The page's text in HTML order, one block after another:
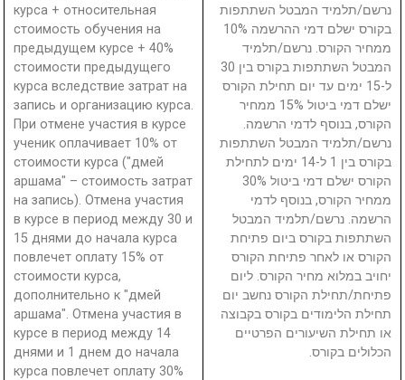
курса + относительная
стоимость обучения на
предыдущем курсе + 40%
стоимости предыдущего
курса вследствие затрат на
запись и организацию курса.
При отмене участия в курсе
ученик оплачивает 10% от
стоимости курса ("дмей
аршама" – стоимость затрат
на запись). Отмена участия
в курсе в период между 30 и
15 днями до начала курса
повлечет оплату 15% от
стоимости курса,
дополнительно к "дмей
аршама". Отмена участия в
курсе в период между 14
днями и 1 днем до начала
курса повлечет оплату 30%
נרשם/תלמיד המבטל השתתפות
בקורס ישלם דמי ההרשמה 10%
ממחיר הקורס. נרשם/תלמיד
המבטל השתתפות בקורס בין 30
ל-15 ימים עד יום תחילת הקורס
ישלם דמי ביטול 15% ממחיר
הקורס, בנוסף לדמי הרשמה.
נרשם/תלמיד המבטל השתתפות
בקורס בין 1 ל-14 ימים לתחילת
הקורס ישלם דמי ביטול 30%
ממחיר הקורס, בנוסף לדמי
הרשמה. נרשם/תלמיד המבטל
השתתפות בקורס ביום פתיחת
הקורס או לאחר פתיחת הקורס
יחויב במלוא מחיר הקורס. ליום
פתיחת/תחילת הקורס נחשב יום
תחילת הלימודים בקורס בקבוצה
או תחילת השיעורים הפרטיים
הכלולים בקורס.